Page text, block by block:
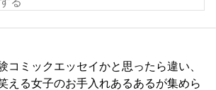
コミックエッセイかと思ったら違い、
える女子のお手入れあるあるが集めら